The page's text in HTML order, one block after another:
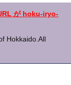
が hoku-iryo-
Hokkaido.All